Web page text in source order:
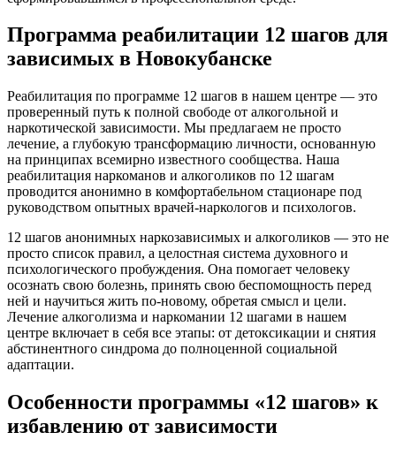
Программа реабилитации 12 шагов для
зависимых в Новокубанске
Реабилитация по программе 12 шагов в нашем центре — это
проверенный путь к полной свободе от алкогольной и
наркотической зависимости. Мы предлагаем не просто
лечение, а глубокую трансформацию личности, основанную
на принципах всемирно известного сообщества. Наша
реабилитация наркоманов и алкоголиков по 12 шагам
проводится анонимно в комфортабельном стационаре под
руководством опытных врачей-наркологов и психологов.
12 шагов анонимных наркозависимых и алкоголиков — это не
просто список правил, а целостная система духовного и
психологического пробуждения. Она помогает человеку
осознать свою болезнь, принять свою беспомощность перед
ней и научиться жить по-новому, обретая смысл и цели.
Лечение алкоголизма и наркомании 12 шагами в нашем
центре включает в себя все этапы: от детоксикации и снятия
абстинентного синдрома до полноценной социальной
адаптации.
Особенности программы «12 шагов» к
избавлению от зависимости